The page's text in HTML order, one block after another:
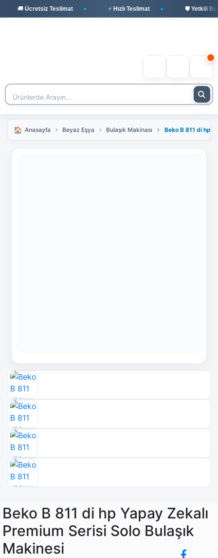
🚚 Ücretsiz Teslimat ⚡ Hızlı Teslimat 🛡️ Yetkili Beko
Anasayfa Beyaz Eşya Bulaşık Makinası Beko B 811 di hp
Beko B 811 di hp Yapay Zekalı
Premium Serisi Solo Bulaşık
Makinesi